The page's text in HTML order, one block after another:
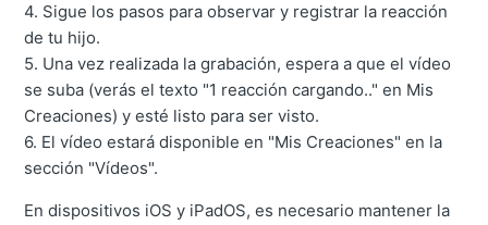
4. Sigue los pasos para observar y registrar la reacción
de tu hijo.
5. Una vez realizada la grabación, espera a que el vídeo
se suba (verás el texto "1 reacción cargando.." en Mis
Creaciones) y esté listo para ser visto.
6. El vídeo estará disponible en "Mis Creaciones" en la
sección "Vídeos".
En dispositivos iOS y iPadOS, es necesario mantener la